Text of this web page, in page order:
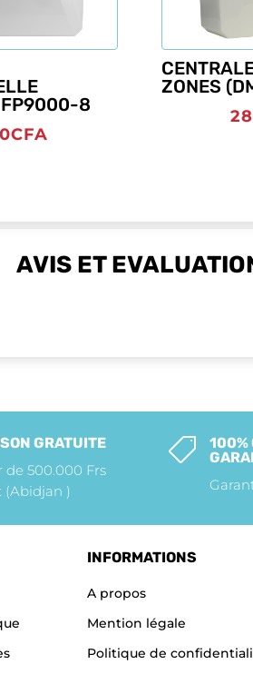
FP9000-8
CFA
ZONES
AVIS ET
GRATUITE
de 500.000 Frs
(Abidjan )

100%
INFORMATIONS
A propos
Mention légale
Politique de